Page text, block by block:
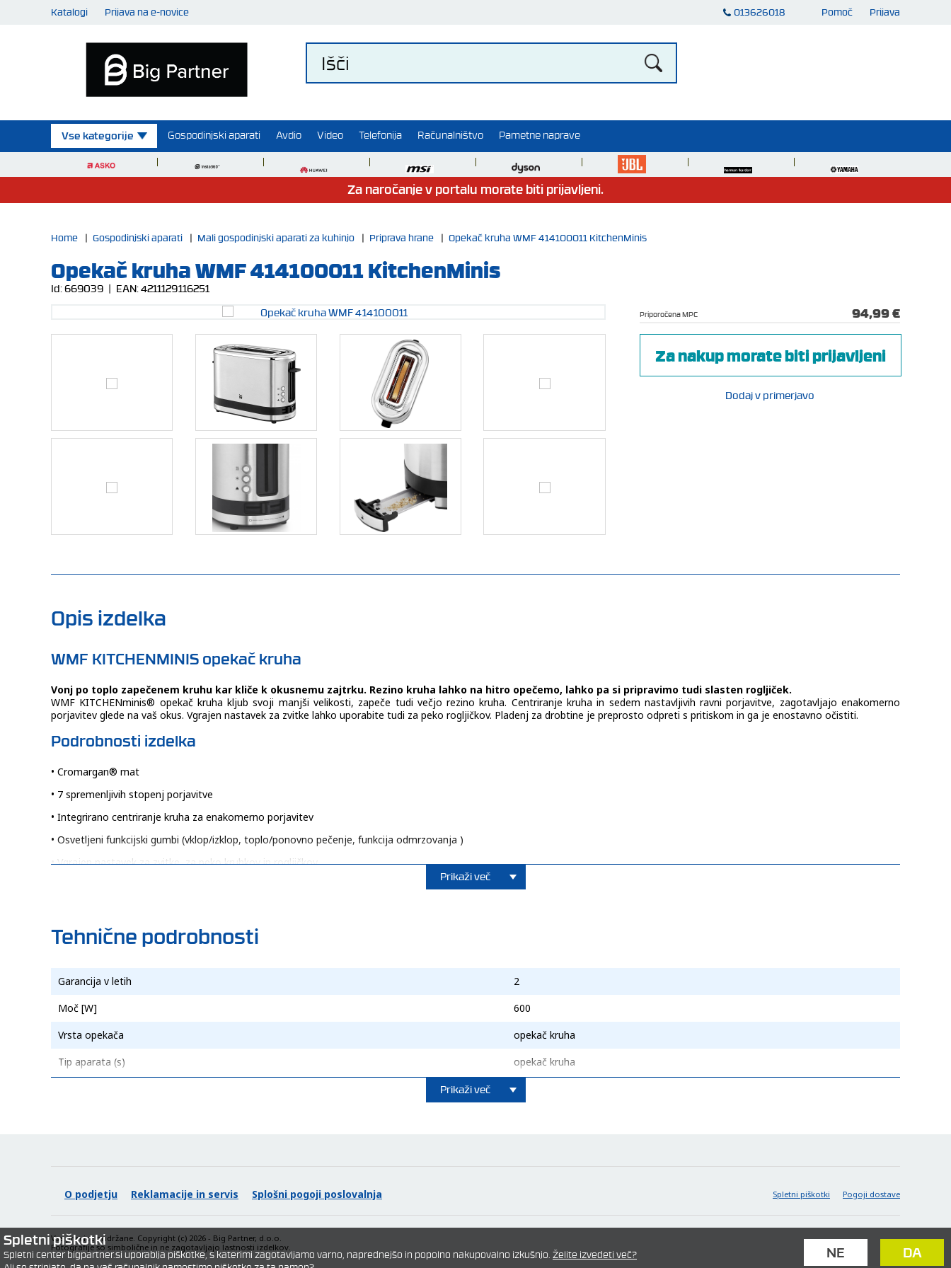
Katalogi Prijava na e-novice 013626018 Pomoč Prijava
Vse kategorije Gospodinjski aparati Avdio Video Telefonija Računalništvo Pametne naprave
Za naročanje v portalu morate biti prijavljeni.
Home | Gospodinjski aparati | Mali gospodinjski aparati za kuhinjo | Priprava hrane | Opekač kruha WMF 414100011 KitchenMinis
Opekač kruha WMF 414100011 KitchenMinis
Id:669039 | EAN:4211129116251
Priporočena MPC 94,99 €
Za nakup morate biti prijavljeni
Dodaj v primerjavo
Opis izdelka
WMF KITCHENMINIS opekač kruha
Vonj po toplo zapečenem kruhu kar kliče k okusnemu zajtrku. Rezino kruha lahko na hitro opečemo, lahko pa si pripravimo tudi slasten rogljiček.
WMF KITCHENminis® opekač kruha kljub svoji manjši velikosti, zapeče tudi večjo rezino kruha. Centriranje kruha in sedem nastavljivih ravni porjavitve, zagotavljajo enakomerno
porjavitev glede na vaš okus. Vgrajen nastavek za zvitke lahko uporabite tudi za peko rogljičkov. Pladenj za drobtine je preprosto odpreti s pritiskom in ga je enostavno očistiti.
Podrobnosti izdelka
• Cromargan® mat
• 7 spremenljivih stopenj porjavitve
• Integrirano centriranje kruha za enakomerno porjavitev
• Osvetljeni funkcijski gumbi (vklop/izklop, toplo/ponovno pečenje, funkcija odmrzovanja )
• Vgrajen nastavek za zvitke, za peko kruhkov in rogljičkov
• Moč: 600 W
Prikaži več
Tehnične podrobnosti
Garancija v letih
2
Moč [W]
600
Vrsta opekača
opekač kruha
Tip aparata (s)
opekač kruha
600
Prikaži več
O podjetju Reklamacije in servis Splošni pogoji poslovalnja Spletni piškotki Pogoji dostave
Vse pravice pridržane. Copyright (c) 2026 - Big Partner, d.o.o.
Fotografije so simbolične in ne zagotavljajo lastnosti izdelkov.
Spletni piškotki
Spletni center bigpartner.si uporablja piškotke, s katerimi zagotavljamo varno, naprednejšo in popolno nakupovalno izkušnjo. Želite izvedeti več?
NE DA